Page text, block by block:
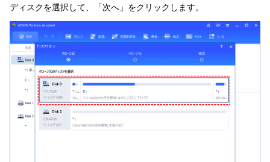
ディスクを選択して、「次へ」をクリックします。